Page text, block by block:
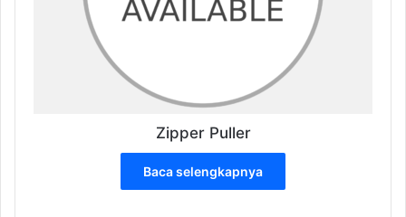
produk
Zipper Puller
Baca selengkapnya